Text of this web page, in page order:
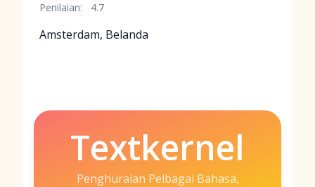
Penilaian: 4.7
Amsterdam, Belanda
Textkernel
Penghuraian Pelbagai Bahasa,